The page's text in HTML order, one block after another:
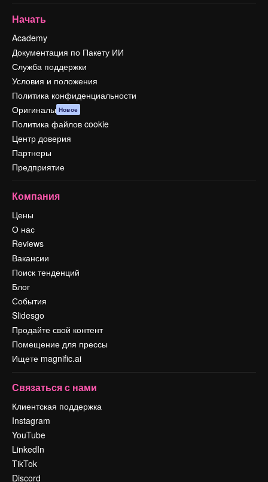
Начать
Academy
Документация по Пакету ИИ
Служба поддержки
Условия и положения
Политика конфиденциальности
Оригиналы Новое
Политика файлов cookie
Центр доверия
Партнеры
Предприятие
Компания
Цены
О нас
Reviews
Вакансии
Поиск тенденций
Блог
События
Slidesgo
Продайте свой контент
Помещение для прессы
Ищете magnific.ai
Связаться с нами
Клиентская поддержка
Instagram
YouTube
LinkedIn
TikTok
Discord